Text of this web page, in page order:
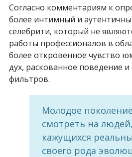
Согласно комментариям к
более интимный и
селебрити, который не
работы профессионалов в
более откровенное чувство
дух, раскованное поведение и
фильтров.
Молодое
смотреть на людей,
кажущихся
своего рода